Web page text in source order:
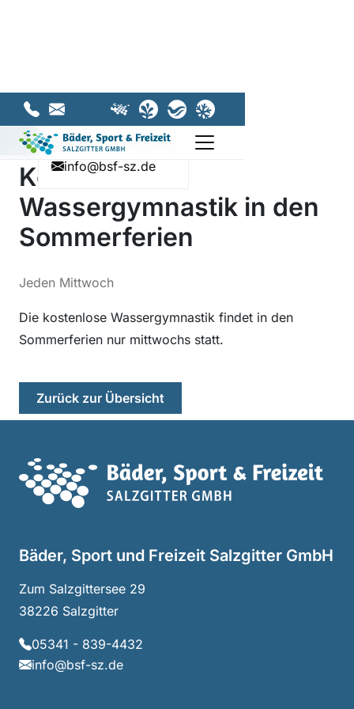
Zum Hauptinhalt springen
Zur Hauptnavigation springen
05341 - 839-4432
info@bsf-sz.deHauptseiteThermalsolbad
StadtbadEissporthalle
Lage
05341 - 839-4432
info@bsf-sz.de
25.06.2026
Kostenlose
Wassergymnastik in den
Sommerferien
Jeden Mittwoch
Die kostenlose Wassergymnastik findet in den
Sommerferien nur mittwochs statt.
Zurück zur Übersicht
Bäder, Sport und Freizeit Salzgitter GmbH
Zum Salzgittersee 29
38226 Salzgitter
05341 - 839-4432
info@bsf-sz.de